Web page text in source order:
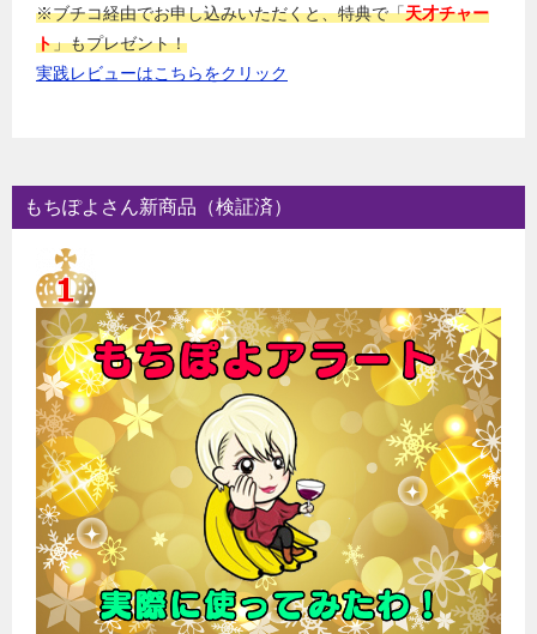
※ブチコ経由でお申し込みいただくと、特典で「天才チャー
ト」もプレゼント！
実践レビューはこちらをクリック
もちぽよさん新商品（検証済）